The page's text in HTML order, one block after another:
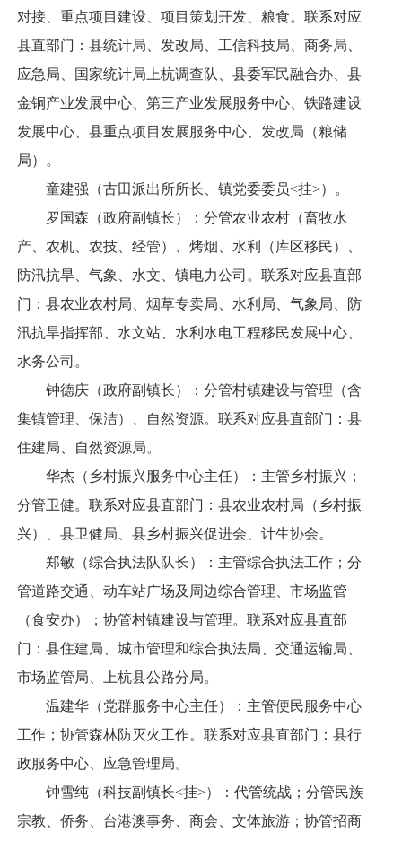
对接、重点项目建设、项目策划开发、粮食。联系对应
县直部门：县统计局、发改局、工信科技局、商务局、
应急局、国家统计局上杭调查队、县委军民融合办、县
金铜产业发展中心、第三产业发展服务中心、铁路建设
发展中心、县重点项目发展服务中心、发改局（粮储
局）。
童建强（古田派出所所长、镇党委委员<挂>）。
罗国森（政府副镇长）：分管农业农村（畜牧水
产、农机、农技、经管）、烤烟、水利（库区移民）、
防汛抗旱、气象、水文、镇电力公司。联系对应县直部
门：县农业农村局、烟草专卖局、水利局、气象局、防
汛抗旱指挥部、水文站、水利水电工程移民发展中心、
水务公司。
钟德庆（政府副镇长）：分管村镇建设与管理（含
集镇管理、保洁）、自然资源。联系对应县直部门：县
住建局、自然资源局。
华杰（乡村振兴服务中心主任）：主管乡村振兴；
分管卫健。联系对应县直部门：县农业农村局（乡村振
兴）、县卫健局、县乡村振兴促进会、计生协会。
郑敏（综合执法队队长）：主管综合执法工作；分
管道路交通、动车站广场及周边综合管理、市场监管
（食安办）；协管村镇建设与管理。联系对应县直部
门：县住建局、城市管理和综合执法局、交通运输局、
市场监管局、上杭县公路分局。
温建华（党群服务中心主任）：主管便民服务中心
工作；协管森林防灭火工作。联系对应县直部门：县行
政服务中心、应急管理局。
钟雪纯（科技副镇长<挂>）：代管统战；分管民族
宗教、侨务、台港澳事务、商会、文体旅游；协管招商